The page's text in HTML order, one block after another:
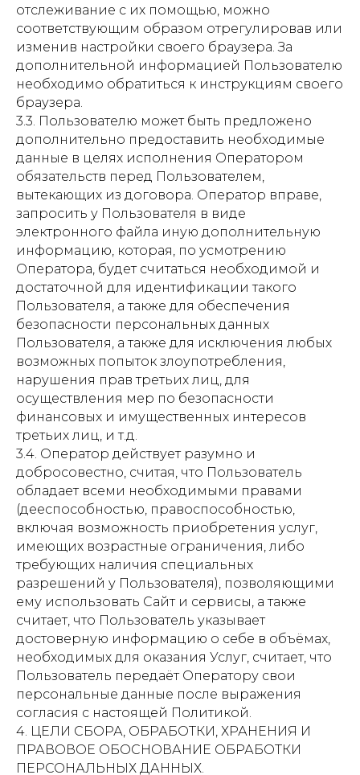
отслеживание с их помощью, можно
соответствующим образом отрегулировав или
изменив настройки своего браузера. За
дополнительной информацией Пользователю
необходимо обратиться к инструкциям своего
браузера.
3.3. Пользователю может быть предложено
дополнительно предоставить необходимые
данные в целях исполнения Оператором
обязательств перед Пользователем,
вытекающих из договора. Оператор вправе,
запросить у Пользователя в виде
электронного файла иную дополнительную
информацию, которая, по усмотрению
Оператора, будет считаться необходимой и
достаточной для идентификации такого
Пользователя, а также для обеспечения
безопасности персональных данных
Пользователя, а также для исключения любых
возможных попыток злоупотребления,
нарушения прав третьих лиц, для
осуществления мер по безопасности
финансовых и имущественных интересов
третьих лиц, и т.д.
3.4. Оператор действует разумно и
добросовестно, считая, что Пользователь
обладает всеми необходимыми правами
(дееспособностью, правоспособностью,
включая возможность приобретения услуг,
имеющих возрастные ограничения, либо
требующих наличия специальных
разрешений у Пользователя), позволяющими
ему использовать Сайт и сервисы, а также
считает, что Пользователь указывает
достоверную информацию о себе в объёмах,
необходимых для оказания Услуг, считает, что
Пользователь передаёт Оператору свои
персональные данные после выражения
согласия с настоящей Политикой.
4. ЦЕЛИ СБОРА, ОБРАБОТКИ, ХРАНЕНИЯ И
ПРАВОВОЕ ОБОСНОВАНИЕ ОБРАБОТКИ
ПЕРСОНАЛЬНЫХ ДАННЫХ.